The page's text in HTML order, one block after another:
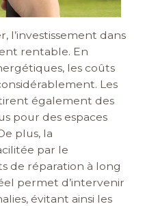
l’investissement dans
rentable. En
les coûts
Les
également des
pour des espaces
plus, la
par le
de réparation à long
permet d’intervenir
évitant ainsi les